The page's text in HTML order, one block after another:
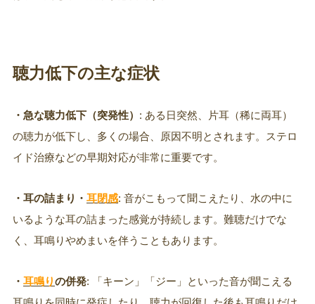
聴力低下の主な症状
・急な聴力低下（突発性） : ある日突然、片耳（稀に両耳）
の聴力が低下し、多くの場合、原因不明とされます。ステロ
イド治療などの早期対応が非常に重要です。
・耳の詰まり・ 耳閉感: 音がこもって聞こえたり、水の中に
いるような耳の詰まった感覚が持続します。難聴だけでな
く、耳鳴りやめまいを伴うこともあります。
・ 耳鳴りの併発: 「キーン」「ジー」といった音が聞こえる